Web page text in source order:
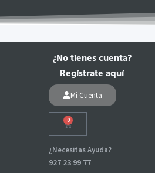
¿No tienes cuenta?
Regístrate aquí
Mi Cuenta
0
Carrito
¿Necesitas Ayuda?
927 23 99 77